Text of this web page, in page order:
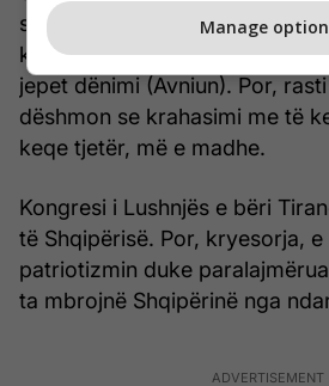
shqiptarit (Esatin) dhe një hero
kundërshtarëve, atyre që
jepet dënimi (Avniun). Por,
dëshmon se krahasimi me të
keqe tjetër, më e madhe.
Kongresi i Lushnjës e bëri
të Shqipërisë. Por, kryesorja, e
patriotizmin duke
ta mbrojnë Shqipërinë nga
Manage